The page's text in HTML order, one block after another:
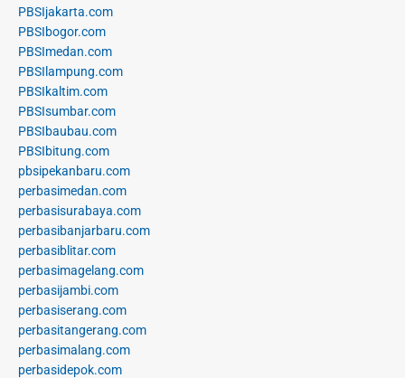
PBSIjakarta.com
PBSIbogor.com
PBSImedan.com
PBSIlampung.com
PBSIkaltim.com
PBSIsumbar.com
PBSIbaubau.com
PBSIbitung.com
pbsipekanbaru.com
perbasimedan.com
perbasisurabaya.com
perbasibanjarbaru.com
perbasiblitar.com
perbasimagelang.com
perbasijambi.com
perbasiserang.com
perbasitangerang.com
perbasimalang.com
perbasidepok.com